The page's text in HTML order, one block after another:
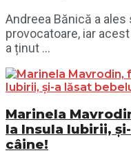
Andreea Bănică a
provocatoare, iar
a ținut ...
Marinela
la Insula Iubirii,
câine!